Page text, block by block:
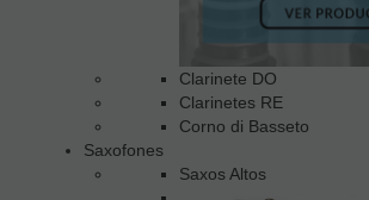
Clarinete DO
Clarinetes RE
Corno di Basseto
Saxofones
Saxos Altos